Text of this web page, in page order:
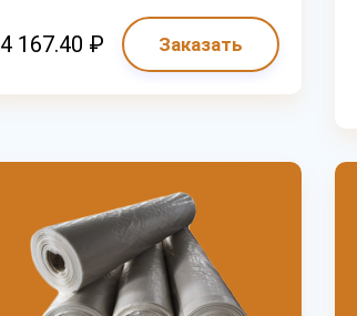
4 167.40 ₽ Заказать